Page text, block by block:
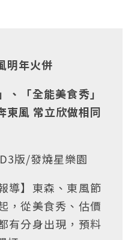
明年火併
、「全能美食秀」
東風 常立欣做相同
版/發燒星樂園
導】東森、東風節
，從美食秀、估價
有分身出現，預料